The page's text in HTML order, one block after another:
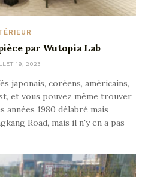
par Wutopia Lab
19, 2023
japonais, coréens, américains,
et vous pouvez même trouver
années 1980 délabré mais
Road, mais il n'y en a pas